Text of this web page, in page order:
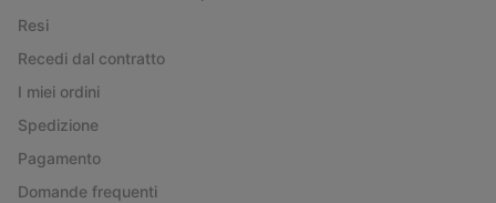
Resi
Recedi dal contratto
I miei ordini
Spedizione
Pagamento
Domande frequenti